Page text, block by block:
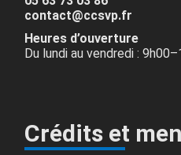
contact@ccsvp.fr
Heures d’ouverture
Du lundi au vendredi :
Crédits et